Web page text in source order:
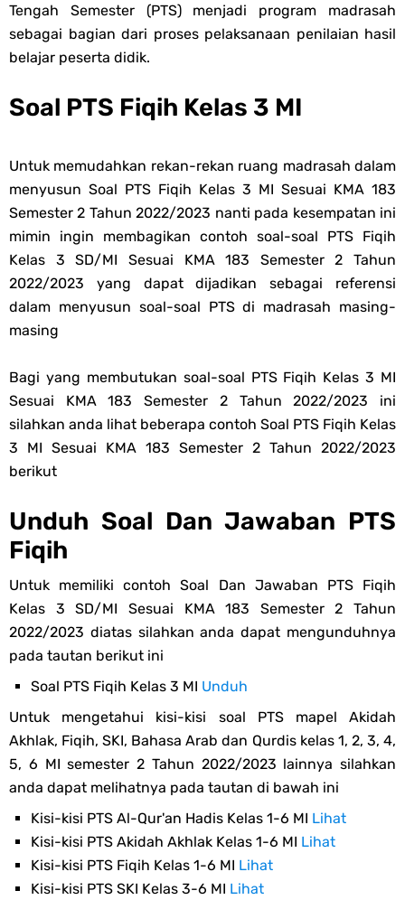
Tengah Semester (PTS) menjadi program madrasah
sebagai bagian dari proses pelaksanaan penilaian hasil
belajar peserta didik.
Soal PTS Fiqih Kelas 3 MI
Untuk memudahkan rekan-rekan ruang madrasah dalam
menyusun Soal PTS Fiqih Kelas 3 MI Sesuai KMA 183
Semester 2 Tahun 2022/2023 nanti pada kesempatan ini
mimin ingin membagikan contoh soal-soal PTS Fiqih
Kelas 3 SD/MI Sesuai KMA 183 Semester 2 Tahun
2022/2023 yang dapat dijadikan sebagai referensi
dalam menyusun soal-soal PTS di madrasah masing-
masing
Bagi yang membutukan soal-soal PTS Fiqih Kelas 3 MI
Sesuai KMA 183 Semester 2 Tahun 2022/2023 ini
silahkan anda lihat beberapa contoh Soal PTS Fiqih Kelas
3 MI Sesuai KMA 183 Semester 2 Tahun 2022/2023
berikut
Unduh Soal Dan Jawaban PTS
Fiqih
Untuk memiliki contoh Soal Dan Jawaban PTS Fiqih
Kelas 3 SD/MI Sesuai KMA 183 Semester 2 Tahun
2022/2023 diatas silahkan anda dapat mengunduhnya
pada tautan berikut ini
Soal PTS Fiqih Kelas 3 MI Unduh
Untuk mengetahui kisi-kisi soal PTS mapel Akidah
Akhlak, Fiqih, SKI, Bahasa Arab dan Qurdis kelas 1, 2, 3, 4,
5, 6 MI semester 2 Tahun 2022/2023 lainnya silahkan
anda dapat melihatnya pada tautan di bawah ini
Kisi-kisi PTS Al-Qur'an Hadis Kelas 1-6 MI Lihat
Kisi-kisi PTS Akidah Akhlak Kelas 1-6 MI Lihat
Kisi-kisi PTS Fiqih Kelas 1-6 MI Lihat
Kisi-kisi PTS SKI Kelas 3-6 MI Lihat